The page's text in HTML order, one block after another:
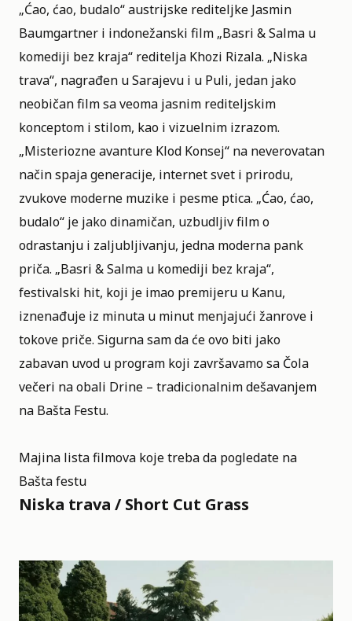
„Ćao, ćao, budalo“ austrijske rediteljke Jasmin
Baumgartner i indonežanski film „Basri & Salma u
komediji bez kraja“ reditelja Khozi Rizala. „Niska
trava“, nagrađen u Sarajevu i u Puli, jedan jako
neobičan film sa veoma jasnim rediteljskim
konceptom i stilom, kao i vizuelnim izrazom.
„Misteriozne avanture Klod Konsej“ na neverovatan
način spaja generacije, internet svet i prirodu,
zvukove moderne muzike i pesme ptica. „Ćao, ćao,
budalo“ je jako dinamičan, uzbudljiv film o
odrastanju i zaljubljivanju, jedna moderna pank
priča. „Basri & Salma u komediji bez kraja“,
festivalski hit, koji je imao premijeru u Kanu,
iznenađuje iz minuta u minut menjajući žanrove i
tokove priče. Sigurna sam da će ovo biti jako
zabavan uvod u program koji završavamo sa Čola
večeri na obali Drine – tradicionalnim dešavanjem
na Bašta Festu.
Majina lista filmova koje treba da pogledate na
Bašta festu
Niska trava / Short Cut Grass